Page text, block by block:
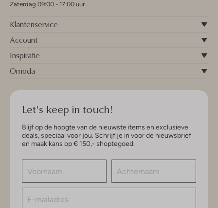
Zaterdag 09:00 - 17:00 uur
Klantenservice
Account
Inspiratie
Omoda
Let's keep in touch!
Blijf op de hoogte van de nieuwste items en exclusieve
deals, speciaal voor jou. Schrijf je in voor de nieuwsbrief
en maak kans op € 150,- shoptegoed.